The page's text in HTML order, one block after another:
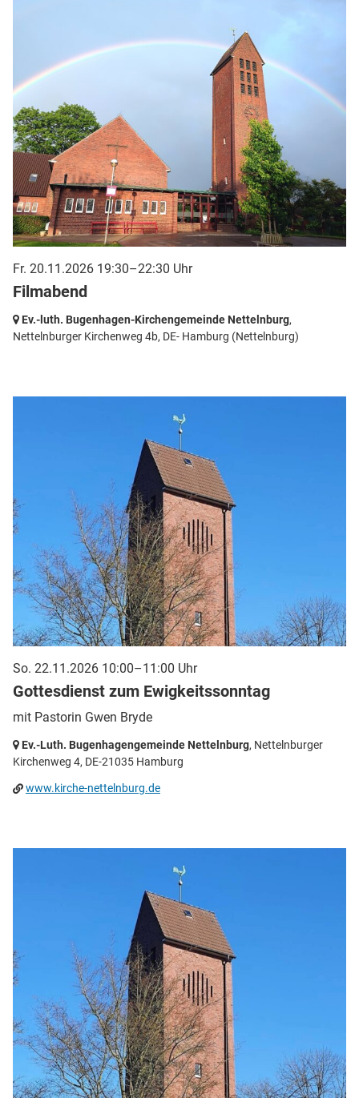
Fr. 20.11.2026 19:30–22:30 Uhr
Filmabend
Ev.-luth. Bugenhagen-Kirchengemeinde Nettelnburg,
Nettelnburger Kirchenweg 4b, DE- Hamburg (Nettelnburg)
So. 22.11.2026 10:00–11:00 Uhr
Gottesdienst zum Ewigkeitssonntag
mit Pastorin Gwen Bryde
Ev.-Luth. Bugenhagengemeinde Nettelnburg, Nettelnburger
Kirchenweg 4, DE-21035 Hamburg
www.kirche-nettelnburg.de